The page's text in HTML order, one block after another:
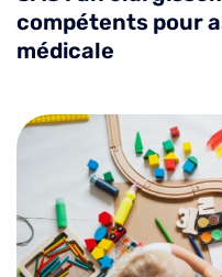
compétents pour
médicale